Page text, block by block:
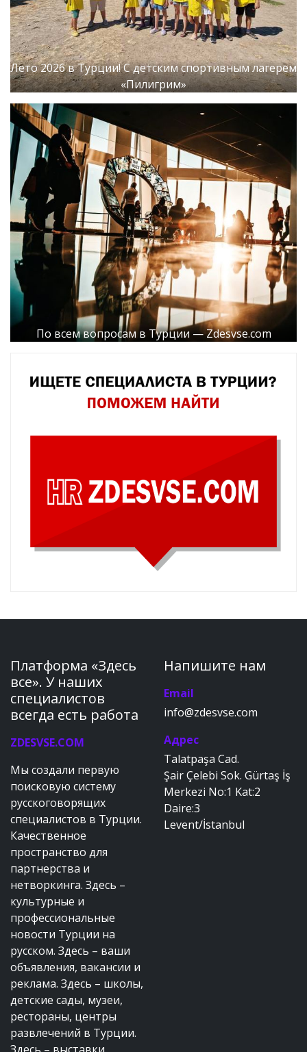
Лето 2026 в Турции! С детским спортивным лагерем
«Пилигрим»
По всем вопросам в Турции — Zdesvse.com
Платформа «Здесь
все». У наших
специалистов
всегда есть работа
ZDESVSE.COM
Мы создали первую
поисковую систему
русскоговорящих
специалистов в Турции.
Качественное
пространство для
партнерства и
нетворкинга. Здесь –
культурные и
профессиональные
новости Турции на
русском. Здесь – ваши
объявления, вакансии и
реклама. Здесь – школы,
детские сады, музеи,
рестораны, центры
развлечений в Турции.
Напишите нам
Email
info@zdesvse.com
Адрес
Talatpaşa Cad.
Şair Çelebi Sok. Gürtaş İş
Merkezi No:1 Kat:2
Daire:3
Levent/İstanbul